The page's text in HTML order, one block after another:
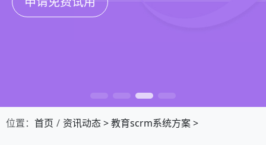
申请免费试用
位置： 首页 资讯动态>教育scrm系统方案>